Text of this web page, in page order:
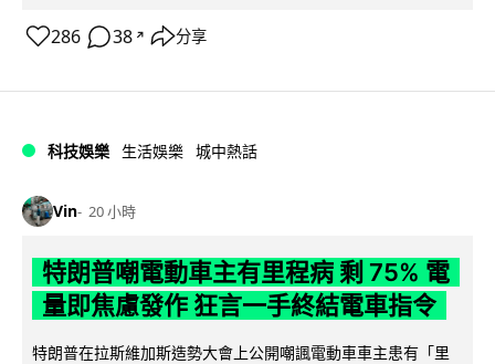
286 38 ↗ 分享
科技娛樂 生活娛樂 城中熱話
Vin 20 小時
特朗普嘲電動車主有里程病 剩 75% 電
量即焦慮發作 狂言一手終結電車指令
特朗普在拉斯維加斯造勢大會上公開嘲諷電動車車主患有「里